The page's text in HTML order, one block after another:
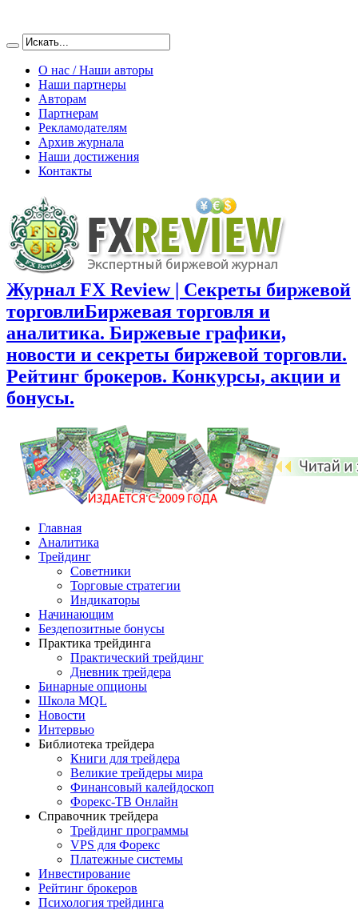
О нас / Наши авторы
Наши партнеры
Авторам
Партнерам
Рекламодателям
Архив журнала
Наши достижения
Контакты
Журнал FX Review | Секреты биржевой
торговлиБиржевая торговля и
аналитика. Биржевые графики,
новости и секреты биржевой торговли.
Рейтинг брокеров. Конкурсы, акции и
бонусы.
Главная
Аналитика
Трейдинг
Советники
Торговые стратегии
Индикаторы
Начинающим
Бездепозитные бонусы
Практика трейдинга
Практический трейдинг
Дневник трейдера
Бинарные опционы
Школа MQL
Новости
Интервью
Библиотека трейдера
Книги для трейдера
Великие трейдеры мира
Финансовый калейдоскоп
Форекс-ТВ Онлайн
Справочник трейдера
Трейдинг программы
VPS для Форекс
Платежные системы
Инвестирование
Рейтинг брокеров
Психология трейдинга